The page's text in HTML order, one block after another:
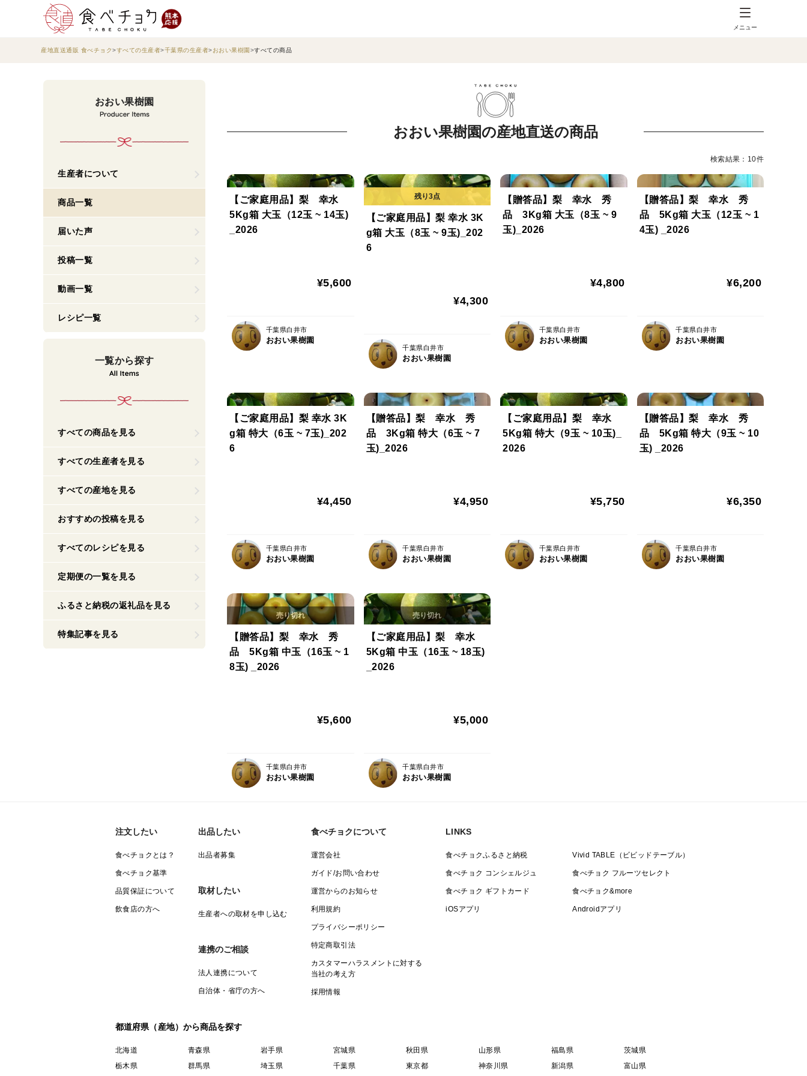
メニュー
産地直送通販 食べチョク すべての生産者 千葉県の生産者 おおい果樹園 すべての商品
おおい果樹園
生産者について
商品一覧
届いた声
投稿一覧
動画一覧
レシピ一覧
一覧から探す
すべての商品を見る
すべての生産者を見る
すべての産地を見る
おすすめの投稿を見る
すべてのレシピを見る
定期便の一覧を見る
ふるさと納税の返礼品を見る
特集記事を見る
おおい果樹園の産地直送の商品
検索結果：10件
【ご家庭用品】梨 幸水
5Kg箱 大玉（12玉 ~ 14玉)
_2026
¥5,600
千葉県白井市
おおい果樹園
【ご家庭用品】梨 幸水 3K
g箱 大玉（8玉 ~ 9玉)_202
6
¥4,300
千葉県白井市
おおい果樹園
【贈答品】梨 幸水 秀
品 3Kg箱 大玉（8玉 ~ 9
玉)_2026
¥4,800
千葉県白井市
おおい果樹園
【贈答品】梨 幸水 秀
品 5Kg箱 大玉（12玉 ~ 1
4玉) _2026
¥6,200
千葉県白井市
おおい果樹園
【ご家庭用品】梨 幸水 3K
g箱 特大（6玉 ~ 7玉)_202
6
¥4,450
千葉県白井市
おおい果樹園
【贈答品】梨 幸水 秀
品 3Kg箱 特大（6玉 ~ 7
玉)_2026
¥4,950
千葉県白井市
おおい果樹園
【ご家庭用品】梨 幸水
5Kg箱 特大（9玉 ~ 10玉)_
2026
¥5,750
千葉県白井市
おおい果樹園
【贈答品】梨 幸水 秀
品 5Kg箱 特大（9玉 ~ 10
玉) _2026
¥6,350
千葉県白井市
おおい果樹園
【贈答品】梨 幸水 秀
品 5Kg箱 中玉（16玉 ~ 1
8玉) _2026
¥5,600
千葉県白井市
おおい果樹園
【ご家庭用品】梨 幸水
5Kg箱 中玉（16玉 ~ 18玉)
_2026
¥5,000
千葉県白井市
おおい果樹園
注文したい
食べチョクとは？
食べチョク基準
品質保証について
飲食店の方へ
出品したい
出品者募集
取材したい
生産者への取材を申し込む
連携のご相談
法人連携について
自治体・省庁の方へ
食べチョクについて
運営会社
ガイド/お問い合わせ
運営からのお知らせ
利用規約
プライバシーポリシー
特定商取引法
カスタマーハラスメントに対する
当社の考え方
採用情報
LINKS
食べチョクふるさと納税 Vivid TABLE（ビビッドテーブル）
食べチョク コンシェルジュ 食べチョク フルーツセレクト
食べチョク ギフトカード 食べチョク&more
iOSアプリ Androidアプリ
都道府県（産地）から商品を探す
北海道 青森県 岩手県 宮城県 秋田県 山形県 福島県
茨城県
栃木県
群馬県 埼玉県 千葉県 東京都 神奈川県 新潟県 富山県